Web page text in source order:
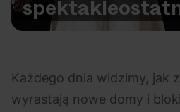
Na czasie
spektakle
Każdego dnia widzimy, jak
wyrastają nowe domy i